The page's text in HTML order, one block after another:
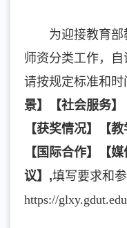
为迎接教育
师资分类工作，自
请按规定标准和
景】【社会服务】
【获奖情况】【教
【国际合作】【
议】 ,填写要求和
https://